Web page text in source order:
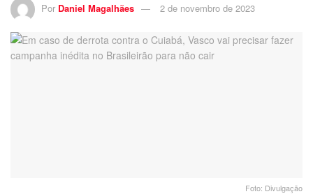
Por Daniel Magalhães 2 de novembro de 2023
Foto: Divulgação